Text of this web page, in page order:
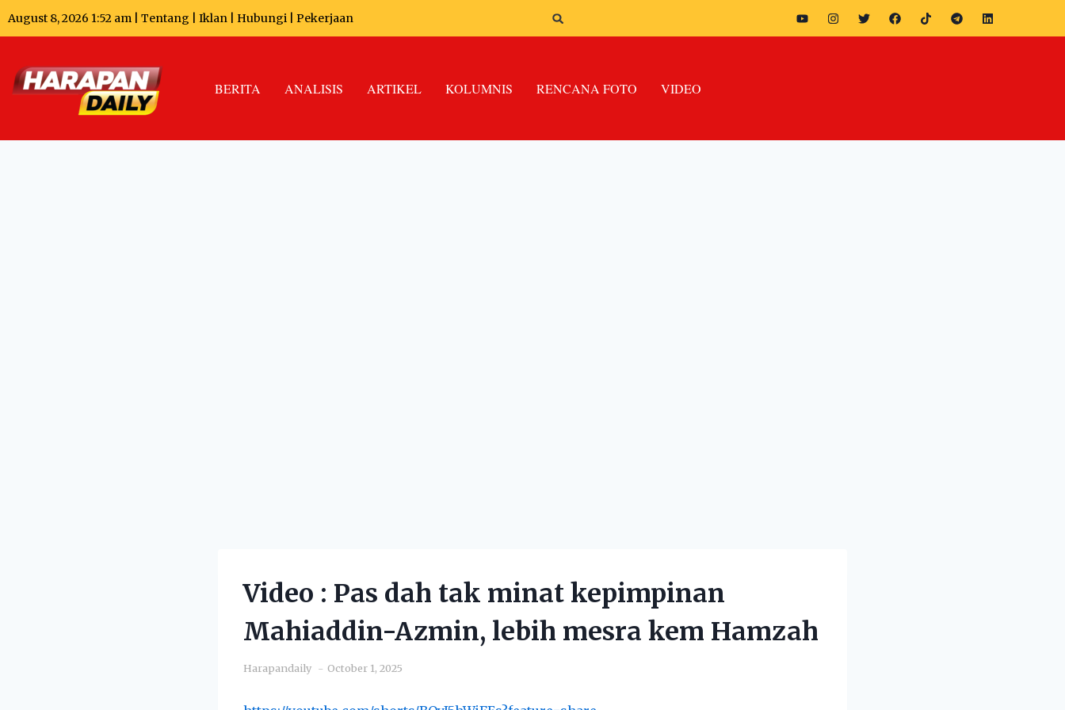
August 8, 2026 1:52 am | Tentang Iklan Hubungi Pekerjaan
BERITA ANALISIS ARTIKEL KOLUMNIS RENCANA FOTO VIDEO
Video : Pas dah tak minat kepimpinan
Mahiaddin-Azmin, lebih mesra kem Hamzah
Harapandaily October 1, 2025